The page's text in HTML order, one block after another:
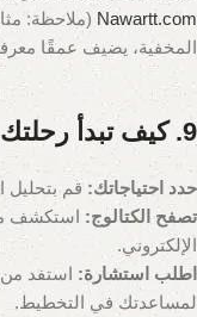
Nawartt.com (ملاحظة:
المخفية، يضيف عمقًا
9. كيف تبدأ رحلتك مع clh-eg.com؟
حدد احتياجاتك: قم بتحليل
تصفح الكتالوج: استكشف
الإلكتروني.
اطلب استشارة: استفد
لمساعدتك في التخطيط.